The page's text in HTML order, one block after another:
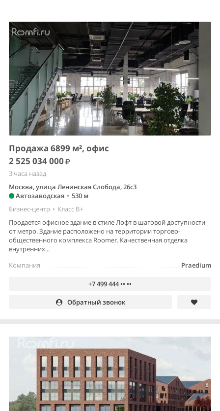
Продажа 6899 м², офис
2 525 034 000
3 часа назад
Москва, улица Ленинская Слобода, 26с3
Автозаводская • 530 м
Бизнес-центр • Класс B+
Продается офисное здание в стиле Лофт в шаговой доступности
от метро. Здание расположено на территории торгово-
общественного комплекса Roomer. Качественная отделка
внутренних...
Praedium
Компания
+7 499 444 •• ••
Обратный звонок